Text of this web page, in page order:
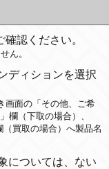
認ください。
ん。
ディションを選択
画面の「その他、ご希
欄（下取の場合）、
買取の場合）へ製品名
については、ない